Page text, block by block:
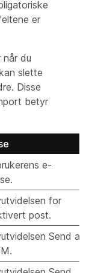
er
du
slette
Disse
betyr
e-
for
post.
Send alle